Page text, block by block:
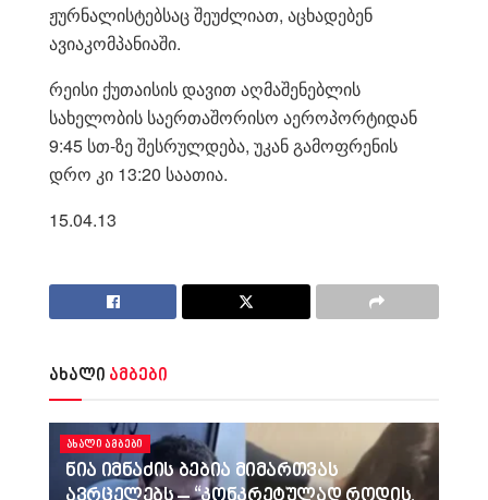
ჟურნალისტებსაც შეუძლიათ, აცხადებენ
ავიაკომპანიაში.
რეისი ქუთაისის დავით აღმაშენებლის
სახელობის საერთაშორისო აეროპორტიდან
9:45 სთ-ზე შესრულდება, უკან გამოფრენის
დრო კი 13:20 საათია.
15.04.13
ახალი ამბები
ᲐᲮᲐᲚᲘ ᲐᲛᲑᲔᲑᲘ
ნია იმნაძის ბებია მიმართვას